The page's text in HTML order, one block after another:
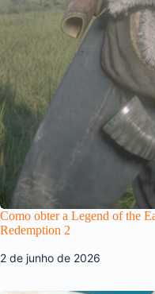
Como obter a Legend of the
Redemption 2
2 de junho de 2026